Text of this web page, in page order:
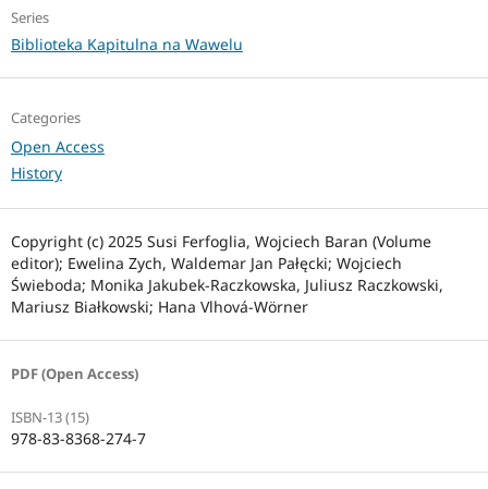
Series
Biblioteka Kapitulna na Wawelu
Categories
Open Access
History
Copyright (c) 2025 Susi Ferfoglia, Wojciech Baran (Volume
editor); Ewelina Zych, Waldemar Jan Pałęcki; Wojciech
Świeboda; Monika Jakubek-Raczkowska, Juliusz Raczkowski,
Mariusz Białkowski; Hana Vlhová-Wörner
PDF (Open Access)
ISBN-13 (15)
978-83-8368-274-7